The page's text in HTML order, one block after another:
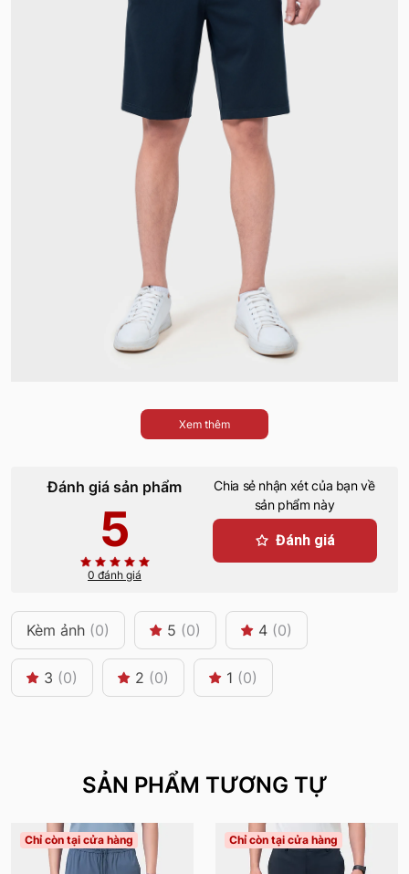
Xem thêm
Đánh giá sản phẩm
5
0 đánh giá
Chia sẻ nhận xét của bạn về
sản phẩm này
Đánh giá
Kèm ảnh (0) 5 (0) 4 (0)
3 (0) 2 (0) 1 (0)
SẢN PHẨM TƯƠNG TỰ
Chỉ còn tại cửa hàng Chỉ còn tại cửa hàng